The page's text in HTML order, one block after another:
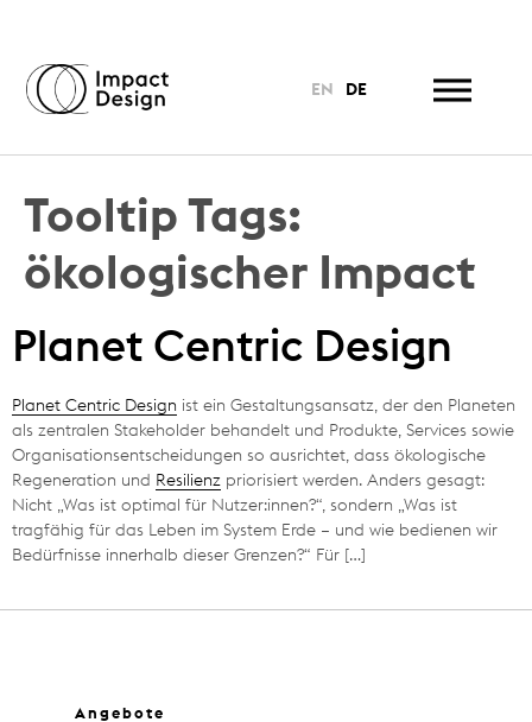
EN DE
Tooltip Tags:
ökologischer Impact
Planet Centric Design
Planet Centric Design ist ein Gestaltungsansatz, der den Planeten
als zentralen Stakeholder behandelt und Produkte, Services sowie
Organisationsentscheidungen so ausrichtet, dass ökologische
Regeneration und Resilienz priorisiert werden. Anders gesagt:
Nicht „Was ist optimal für Nutzer:innen?“, sondern „Was ist
tragfähig für das Leben im System Erde – und wie bedienen wir
Bedürfnisse innerhalb dieser Grenzen?“ Für […]
Angebote